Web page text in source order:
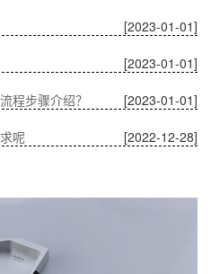
[2023-01-01]
[2023-01-01]
[2023-01-01]
程步骤介绍？
[2022-12-28]
呢